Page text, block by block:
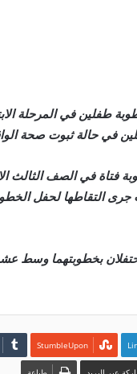
طفلين في المرحلة
في حالة ثبوت صحة
فتاة في الصف الثالث
جرى التقاطها لحفل
طفل وطفلة عمرهما حوالي 10 سنوات، يحتفلان
‏StumbleUpon